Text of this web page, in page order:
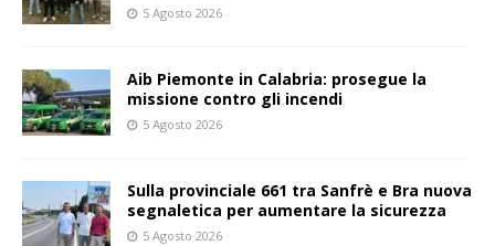
5 Agosto 2026
Aib Piemonte in Calabria: prosegue la
missione contro gli incendi
5 Agosto 2026
Sulla provinciale 661 tra Sanfrè e Bra nuova
segnaletica per aumentare la sicurezza
5 Agosto 2026